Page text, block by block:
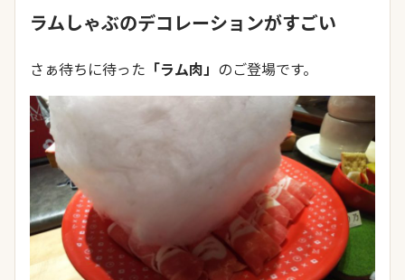
ラムしゃぶのデコレーションがすごい
さぁ待ちに待った 「ラム肉」 のご登場です。